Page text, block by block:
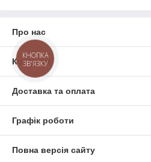
Про нас
Контакти
Доставка та оплата
Графік роботи
Повна версія сайту
КНОПКА
ЗВ'ЯЗКУ